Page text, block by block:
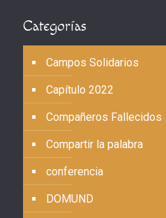
Categorías
Campos Solidarios
Capítulo 2022
Compañeros Fallecidos
Compartir la palabra
conferencia
DOMUND